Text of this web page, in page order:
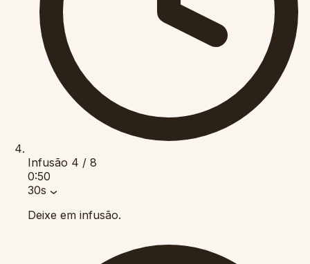
Infusão 4 / 8
0:50
30s
Deixe em infusão.